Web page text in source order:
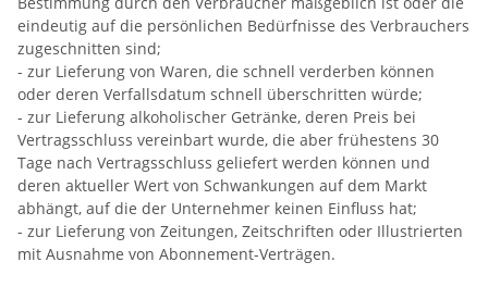
eindeutig auf die persönlichen Bedürfnisse des Verbrauchers
zugeschnitten sind;
- zur Lieferung von Waren, die schnell verderben können
oder deren Verfallsdatum schnell überschritten würde;
- zur Lieferung alkoholischer Getränke, deren Preis bei
Vertragsschluss vereinbart wurde, die aber frühestens 30
Tage nach Vertragsschluss geliefert werden können und
deren aktueller Wert von Schwankungen auf dem Markt
abhängt, auf die der Unternehmer keinen Einfluss hat;
- zur Lieferung von Zeitungen, Zeitschriften oder Illustrierten
mit Ausnahme von Abonnement-Verträgen.